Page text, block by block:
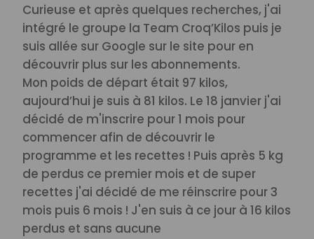
Curieuse et après quelques recherches, j'ai
intégré le groupe la Team Croq’Kilos puis je
suis allée sur Google sur le site pour en
découvrir plus sur les abonnements.
Mon poids de départ était 97 kilos,
aujourd’hui je suis à 81 kilos. Le 18 janvier j'ai
décidé de m'inscrire pour 1 mois pour
commencer afin de découvrir le
programme et les recettes ! Puis après 5 kg
de perdus ce premier mois et de super
recettes j'ai décidé de me réinscrire pour 3
mois puis 6 mois ! J'en suis à ce jour à 16 kilos
perdus et sans aucune